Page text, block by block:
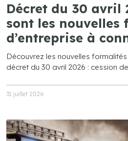
Décret du 30 avril
sont les nouvelles
d’entreprise à
Découvrez les nouvelles
décret du 30 avril 2026 : cession de
31 juillet 2026